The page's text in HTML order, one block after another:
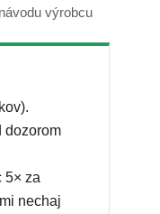
výrobcu
dozorom
5× za
nechaj